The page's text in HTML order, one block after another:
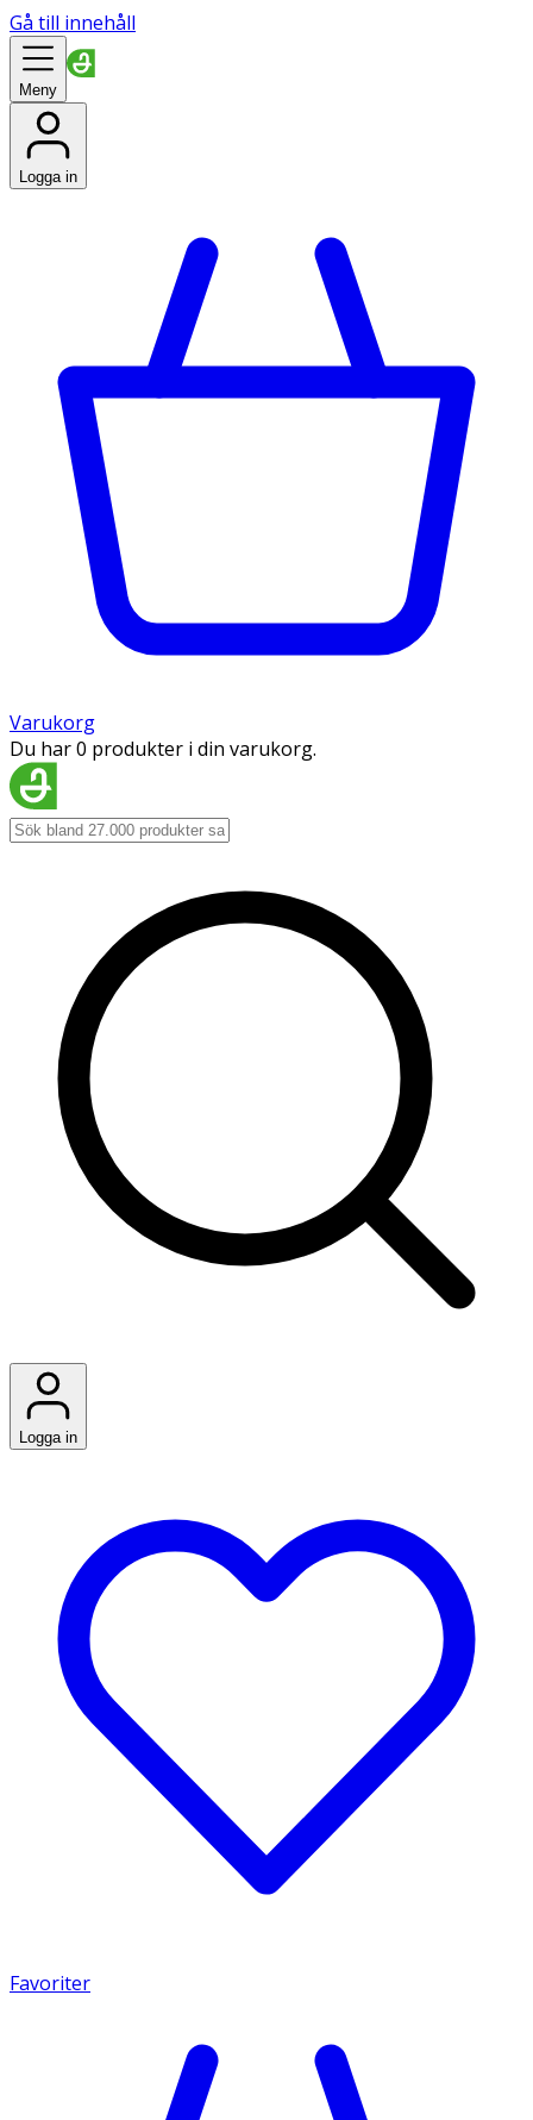
Gå till innehåll
Meny
Logga in
Varukorg
Du har 0 produkter i din varukorg.
Logga in
Favoriter